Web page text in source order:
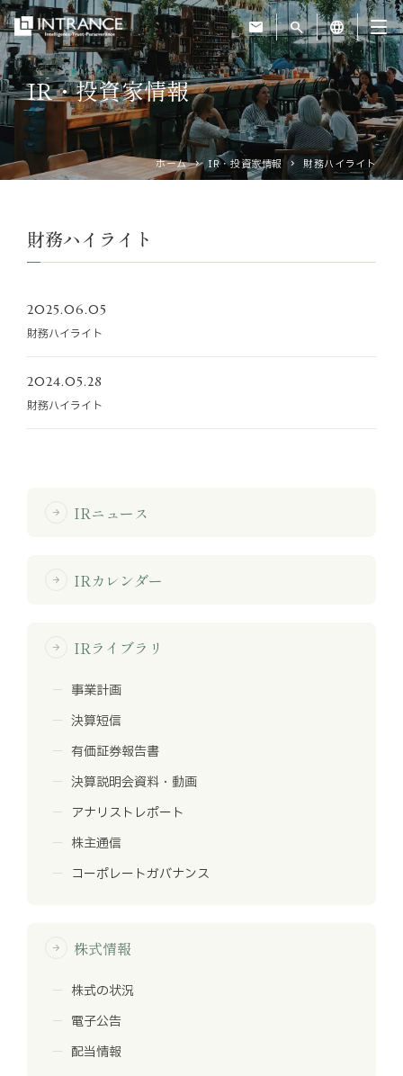
mail search language
トップ
企業情報
運営ホテル
IR・投資家情報
採用情報
お問い合わせ
IR・投資家情報
ホーム IR・投資家情報 財務ハイライト
財務ハイライト
2025.06.05
財務ハイライト
2024.05.28
財務ハイライト
arrow_forward IRニュース
arrow_forward IRカレンダー
arrow_forward IRライブラリ
事業計画
決算短信
有価証券報告書
決算説明会資料・動画
アナリストレポート
株主通信
コーポレートガバナンス
arrow_forward 株式情報
株式の状況
電子公告
配当情報